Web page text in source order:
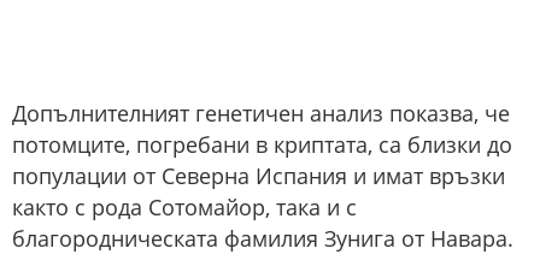
Допълнителният генетичен анализ показва, че
потомците, погребани в криптата, са близки до
популации от Северна Испания и имат връзки
както с рода Сотомайор, така и с
благородническата фамилия Зунига от Навара.